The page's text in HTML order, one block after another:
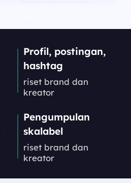
Profil, postingan,
hashtag
riset brand dan
kreator
Pengumpulan
skalabel
riset brand dan
kreator